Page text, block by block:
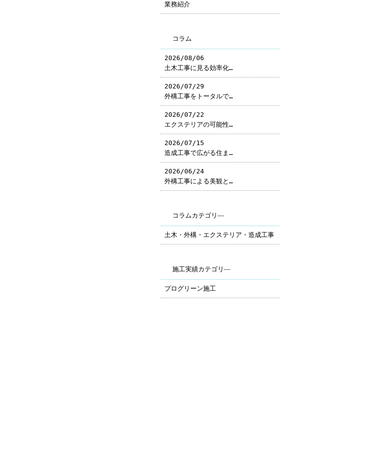
業務紹介
コラム
2026/08/06
土木工事に見る効率化…
2026/07/29
外構工事をトータルで…
2026/07/22
エクステリアの可能性…
2026/07/15
造成工事で広がる住ま…
2026/06/24
外構工事による美観と…
コラムカテゴリ―
土木・外構・エクステリア・造成工事
施工実績カテゴリ―
プログリーン施工